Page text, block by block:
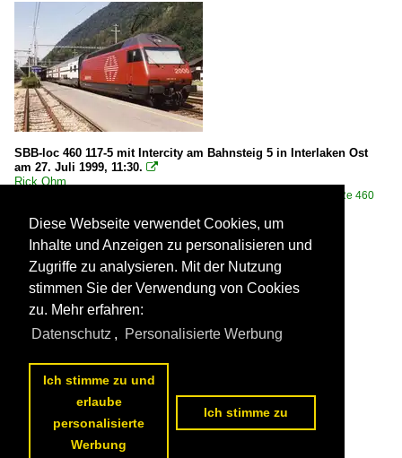
SBB-loc 460 117-5 mit Intercity am Bahnsteig 5 in Interlaken Ost
am 27. Juli 1999, 11:30. 
Rick Ohm
Schweiz / E-Loks | 91 85 / 4 460 Re 460
146 1200x830 Px, 18.05.2026
Diese Webseite verwendet Cookies, um
Inhalte und Anzeigen zu personalisieren und
Zugriffe zu analysieren. Mit der Nutzung
stimmen Sie der Verwendung von Cookies
zu. Mehr erfahren:
Datenschutz , Personalisierte Werbung
Ich stimme zu und
erlaube
personalisierte
Werbung
Ich stimme zu